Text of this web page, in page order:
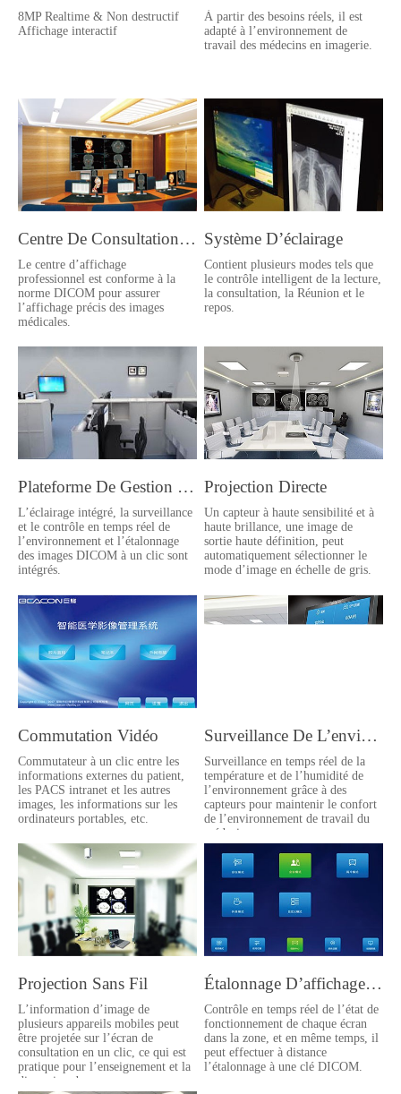
8MP Realtime & Non destructif
Affichage interactif
À partir des besoins réels, il est
adapté à l’environnement de
travail des médecins en imagerie.
Centre De Consultation D’images Médicales
Le centre d’affichage
professionnel est conforme à la
norme DICOM pour assurer
l’affichage précis des images
médicales.
Système D’éclairage
Contient plusieurs modes tels que
le contrôle intelligent de la lecture,
la consultation, la Réunion et le
repos.
Plateforme De Gestion Intelligente
L’éclairage intégré, la surveillance
et le contrôle en temps réel de
l’environnement et l’étalonnage
des images DICOM à un clic sont
intégrés.
Projection Directe
Un capteur à haute sensibilité et à
haute brillance, une image de
sortie haute définition, peut
automatiquement sélectionner le
mode d’image en échelle de gris.
Commutation Vidéo
Commutateur à un clic entre les
informations externes du patient,
les PACS intranet et les autres
images, les informations sur les
ordinateurs portables, etc.
Surveillance De L’environnement
Surveillance en temps réel de la
température et de l’humidité de
l’environnement grâce à des
capteurs pour maintenir le confort
de l’environnement de travail du
médecin.
Projection Sans Fil
L’information d’image de
plusieurs appareils mobiles peut
être projetée sur l’écran de
consultation en un clic, ce qui est
pratique pour l’enseignement et la
discussion de cas.
Étalonnage D’affichage Médical
Contrôle en temps réel de l’état de
fonctionnement de chaque écran
dans la zone, et en même temps, il
peut effectuer à distance
l’étalonnage à une clé DICOM.